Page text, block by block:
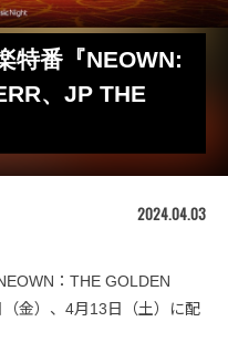
特番『NEOWN:
、JP THE
2024.04.03
：THE GOLDEN
金）、4月13日（土）に配